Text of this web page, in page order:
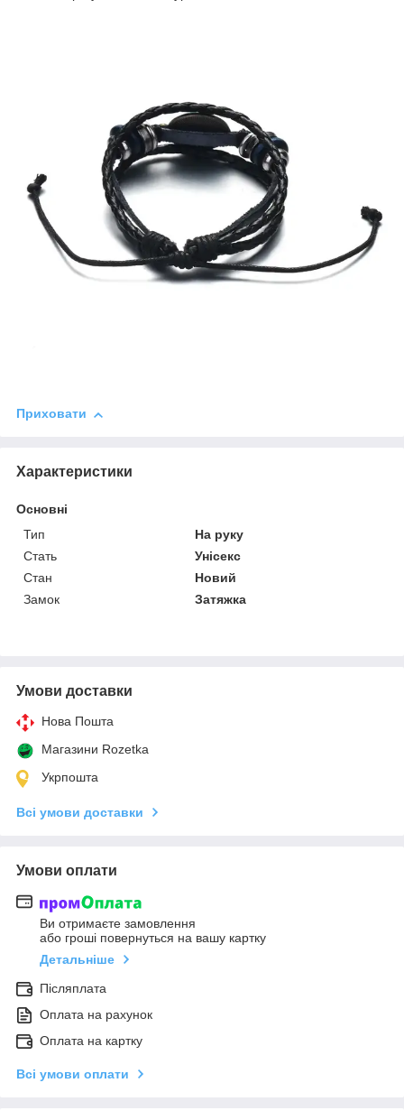
Приховати
Характеристики
Основні
Тип
На руку
Стать
Унісекс
Стан
Новий
Замок
Затяжка
Умови доставки
Нова Пошта
Магазини Rozetka
Укрпошта
Всі умови доставки
Умови оплати
Ви отримаєте замовлення
або гроші повернуться на вашу картку
Детальніше
Післяплата
Оплата на рахунок
Оплата на картку
Всі умови оплати